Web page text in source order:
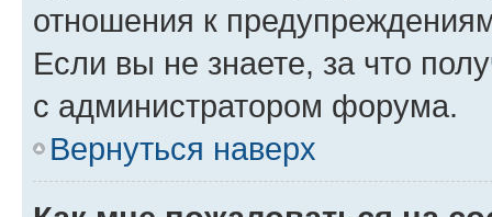
отношения к
Если вы не знаете, за что
с администратором форума.
Вернуться наверх